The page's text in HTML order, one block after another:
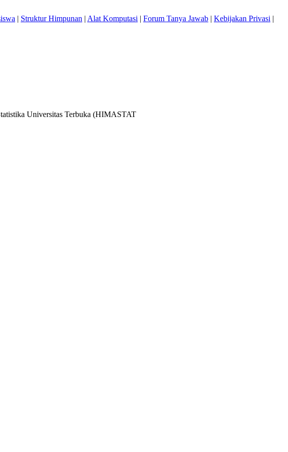
| Struktur Himpunan | Alat Komputasi | Forum Tanya Jawab | Kebijakan Privasi |
Universitas Terbuka (HIMASTAT